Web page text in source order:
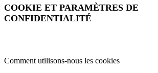
COOKIE ET PARAMÈTRES DE
CONFIDENTIALITÉ
Comment utilisons-nous les cookies